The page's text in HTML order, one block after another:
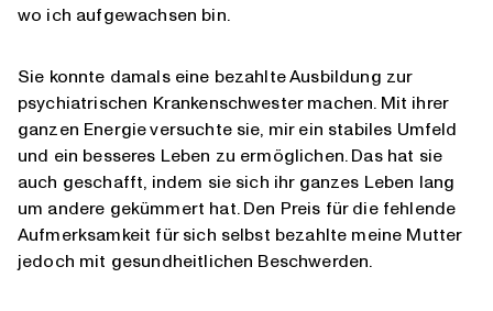
wo ich aufgewachsen bin.
Sie konnte damals eine bezahlte Ausbildung zur
psychiatrischen Krankenschwester machen. Mit ihrer
ganzen Energie versuchte sie, mir ein stabiles Umfeld
und ein besseres Leben zu ermöglichen. Das hat sie
auch geschafft, indem sie sich ihr ganzes Leben lang
um andere gekümmert hat. Den Preis für die fehlende
Aufmerksamkeit für sich selbst bezahlte meine Mutter
jedoch mit gesundheitlichen Beschwerden.